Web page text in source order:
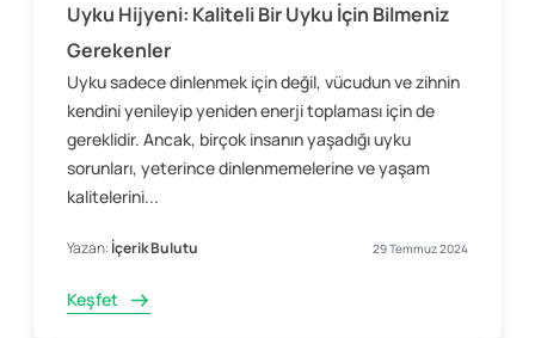
Uyku Hijyeni: Kaliteli Bir Uyku İçin Bilmeniz
Gerekenler
Uyku sadece dinlenmek için değil, vücudun ve zihnin
kendini yenileyip yeniden enerji toplaması için de
gereklidir. Ancak, birçok insanın yaşadığı uyku
sorunları, yeterince dinlenmemelerine ve yaşam
kalitelerini...
Yazan:İçerik Bulutu 29 Temmuz 2024
Keşfet